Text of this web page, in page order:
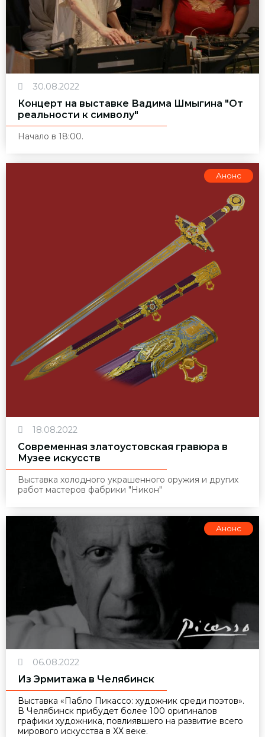
30.08.2022
Концерт на выставке Вадима Шмыгина "От
реальности к символу"
Начало в 18:00.
Анонс
18.08.2022
Современная златоустовская гравюра в
Музее искусств
Выставка холодного украшенного оружия и других
работ мастеров фабрики "Никон"
Анонс
06.08.2022
Из Эрмитажа в Челябинск
Выставка «Пабло Пикассо: художник среди поэтов».
В Челябинск прибудет более 100 оригиналов
графики художника, повлиявшего на развитие всего
мирового искусства в ХХ веке.